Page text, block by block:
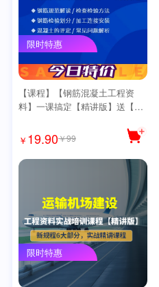
限时特惠
【课程】【钢筋混凝土工程资
料】一课搞定【精讲版】送【思
￥ 19.90￥99
限时特惠